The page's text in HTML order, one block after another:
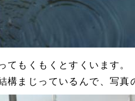
てもくもくとすくいます。
構まじっているんで、写